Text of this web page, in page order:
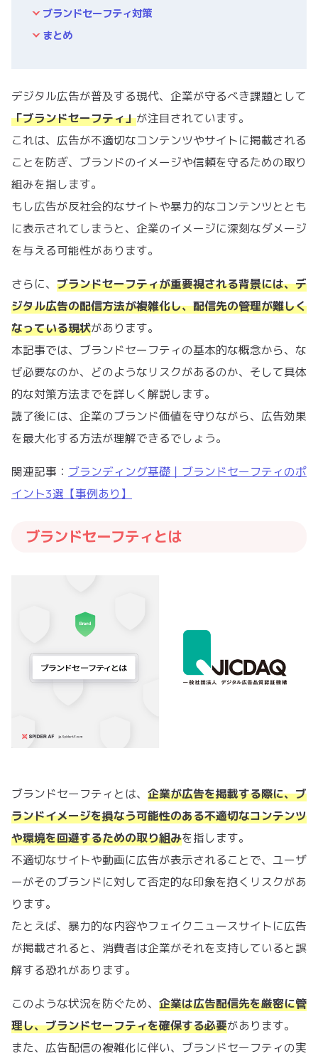
ブランドセーフティ対策
まとめ
デジタル広告が普及する現代、企業が守るべき課題として
「ブランドセーフティ」が注目されています。
これは、広告が不適切なコンテンツやサイトに掲載される
ことを防ぎ、ブランドのイメージや信頼を守るための取り
組みを指します。
もし広告が反社会的なサイトや暴力的なコンテンツととも
に表示されてしまうと、企業のイメージに深刻なダメージ
を与える可能性があります。
さらに、 ブランドセーフティが重要視される背景には、デ
ジタル広告の配信方法が複雑化し、配信先の管理が難しく
なっている現状があります。
本記事では、ブランドセーフティの基本的な概念から、な
ぜ必要なのか、どのようなリスクがあるのか、そして具体
的な対策方法までを詳しく解説します。
読了後には、企業のブランド価値を守りながら、広告効果
を最大化する方法が理解できるでしょう。
関連記事： ブランディング基礎｜ブランドセーフティのポ
イント3選【事例あり】
ブランドセーフティとは
ブランドセーフティとは、 企業が広告を掲載する際に、ブ
ランドイメージを損なう可能性のある不適切なコンテンツ
や環境を回避するための取り組みを指します。
不適切なサイトや動画に広告が表示されることで、ユーザ
ーがそのブランドに対して否定的な印象を抱くリスクがあ
ります。
たとえば、暴力的な内容やフェイクニュースサイトに広告
が掲載されると、消費者は企業がそれを支持していると誤
解する恐れがあります。
このような状況を防ぐため、 企業は広告配信先を厳密に管
理し、ブランドセーフティを確保する必要があります。
また、広告配信の複雑化に伴い、ブランドセーフティの実